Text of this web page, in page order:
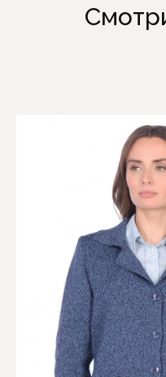
Контакты
Женская одежда
+7 (495) 767-
Блог
О
Белая Лилия
Распродажа
Подарочные карты